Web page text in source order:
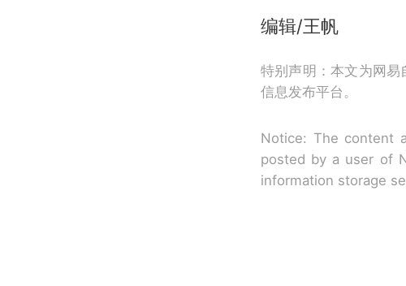
编辑/王帆
特别声明：本文为网易
信息发布平台。
Notice: The content
posted by a user of
information storage